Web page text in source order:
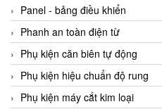
Beka
BEKO
Belimo
Benetech Vietnam
Bently Nevada
Panel - bảng điều khiển
Phanh an toàn điện từ
Phụ kiện căn biên tự động
Phụ kiện hiệu chuẩn độ rung
Phụ kiện máy cắt kim loại